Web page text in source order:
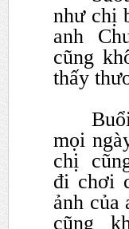
như chị
anh
cũng
thấy
mọi
chị
đi chơi
ảnh của
cũng